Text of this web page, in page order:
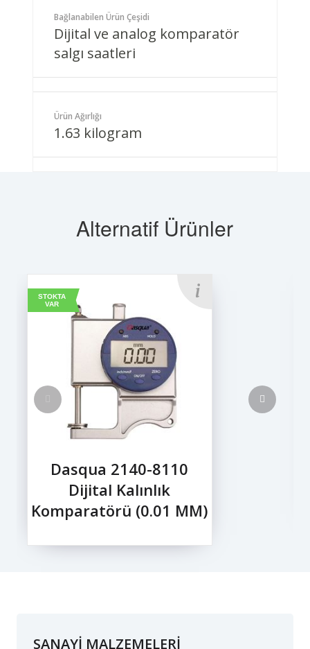
Bağlanabilen Ürün Çeşidi
Dijital ve analog komparatör
salgı saatleri
Ürün Ağırlığı
1.63 kilogram
Alternatif Ürünler
STOKTA
VAR
Dasqua 2140-8110
Dijital Kalınlık
Komparatörü (0.01 MM)
SANAYİ MALZEMELERİ